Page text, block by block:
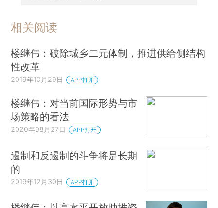
相关阅读
楼继伟：破除城乡二元体制，推进供给侧结构
性改革
2019年10月29日 APP打开
楼继伟：对当前国际形势与市
场策略的看法
2020年08月27日 APP打开
遏制和反遏制的斗争将是长期
的
2019年12月30日 APP打开